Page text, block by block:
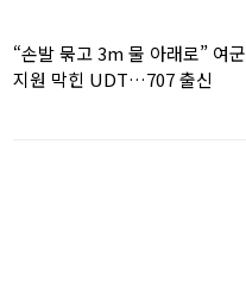
“손발 묶고 3m 물 아래로” 여군
지원 막힌 UDT…707 출신